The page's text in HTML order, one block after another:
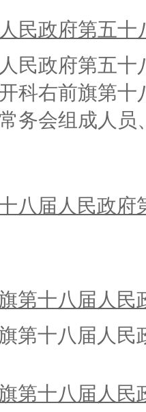
民政府第五十
民政府第五
科右前旗第
务会组成人
八届人民政
第十八届人
第十八届人
第十八届人